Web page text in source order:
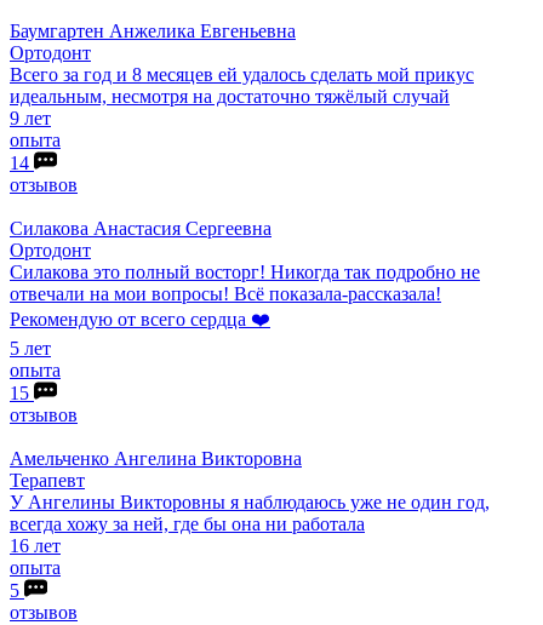
Баумгартен Анжелика Евгеньевна
Ортодонт
Всего за год и 8 месяцев ей удалось сделать мой прикус
идеальным, несмотря на достаточно тяжёлый случай
9 лет
опыта
14
отзывов
Силакова Анастасия Сергеевна
Ортодонт
Силакова это полный восторг! Никогда так подробно не
отвечали на мои вопросы! Всё показала-рассказала!
Рекомендую от всего сердца ❤️
5 лет
опыта
15
отзывов
Амельченко Ангелина Викторовна
Терапевт
У Ангелины Викторовны я наблюдаюсь уже не один год,
всегда хожу за ней, где бы она ни работала
16 лет
опыта
5
отзывов